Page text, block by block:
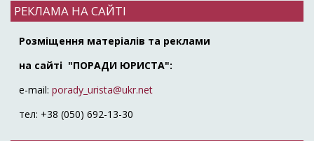
РЕКЛАМА НА САЙТІ
Розміщення матеріалів та реклами
на сайті "ПОРАДИ ЮРИСТА":
e-mail: porady_urista@ukr.net
тел: +38 (050) 692-13-30